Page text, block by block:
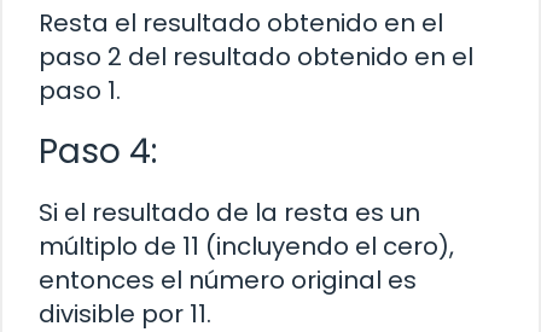
Resta el resultado obtenido en el
paso 2 del resultado obtenido en el
paso 1.
Paso 4:
Si el resultado de la resta es un
múltiplo de 11 (incluyendo el cero),
entonces el número original es
divisible por 11.